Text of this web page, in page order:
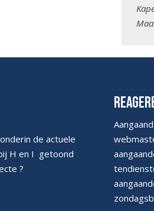
de actuele
H en I getoond
?